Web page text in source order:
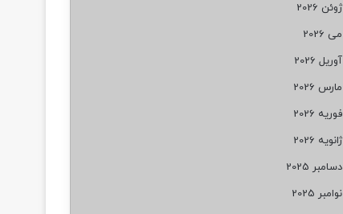
ژوئن 2026
می 2026
آوریل 2026
مارس 2026
فوریه 2026
ژانویه 2026
دسامبر 2025
نوامبر 2025